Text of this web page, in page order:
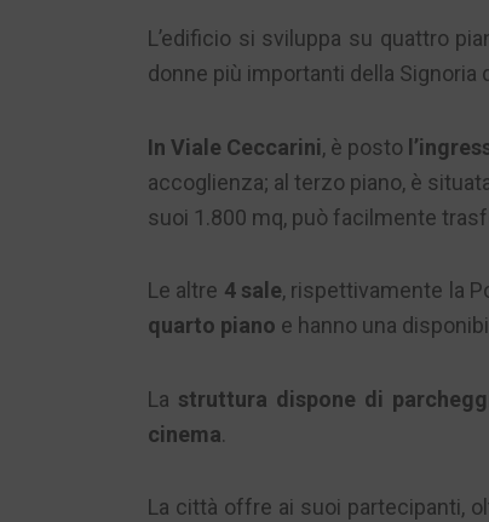
L’edificio si sviluppa su quattro
donne più importanti della Signoria
In Viale Ceccarini, è posto
accoglienza; al terzo piano, è
suoi 1.800 mq, può facilmente
Le altre 4 sale, rispettivamente la
quarto piano e hanno una
La struttura dispone di
cinema.
La città offre ai suoi partecipanti,